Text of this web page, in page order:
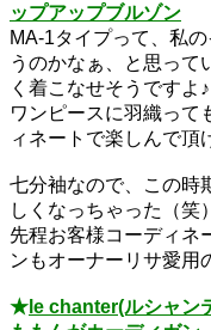
ップアップブルゾン
MA-1タイプって、私
うのかなぁ、と思って
く着こなせそうですよ♪
ワンピースに羽織って
ィネートで楽しんで頂
七分袖なので、この時
しくなっちゃった（笑）
先程お客様コーディネ
ンもオーナーリサ愛用
★ le chanter(ルシャン